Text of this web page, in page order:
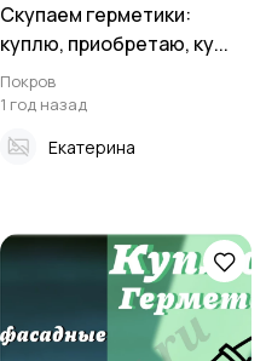
Скупаем герметики:
куплю, приобретаю, ку...
Покров
1 год назад
Екатерина